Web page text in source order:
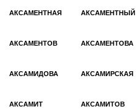
АКСАМЕНТНАЯ АКСАМЕНТНЫЙ
АКСАМЕНТОВ АКСАМЕНТОВА
АКСАМИДОВА АКСАМИРСКАЯ
АКСАМИТ АКСАМИТОВ